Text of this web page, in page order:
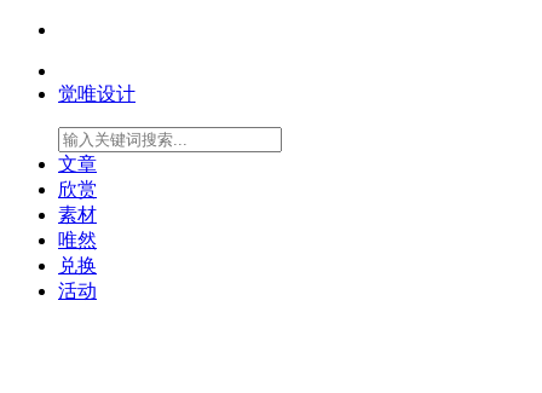
觉唯设计
文章
欣赏
素材
唯然
兑换
活动